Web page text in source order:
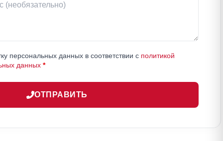
персональных данных в соответствии с политикой
данных *
ОТПРАВИТЬ